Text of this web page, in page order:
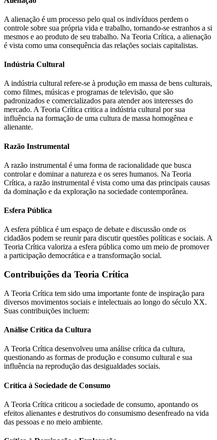
A alienação é um processo pelo qual os indivíduos perdem o
controle sobre sua própria vida e trabalho, tornando-se estranhos a si
mesmos e ao produto de seu trabalho. Na Teoria Crítica, a alienação
é vista como uma consequência das relações sociais capitalistas.
Indústria Cultural
A indústria cultural refere-se à produção em massa de bens culturais,
como filmes, músicas e programas de televisão, que são
padronizados e comercializados para atender aos interesses do
mercado. A Teoria Crítica critica a indústria cultural por sua
influência na formação de uma cultura de massa homogênea e
alienante.
Razão Instrumental
A razão instrumental é uma forma de racionalidade que busca
controlar e dominar a natureza e os seres humanos. Na Teoria
Crítica, a razão instrumental é vista como uma das principais causas
da dominação e da exploração na sociedade contemporânea.
Esfera Pública
A esfera pública é um espaço de debate e discussão onde os
cidadãos podem se reunir para discutir questões políticas e sociais. A
Teoria Crítica valoriza a esfera pública como um meio de promover
a participação democrática e a transformação social.
Contribuições da Teoria Crítica
A Teoria Crítica tem sido uma importante fonte de inspiração para
diversos movimentos sociais e intelectuais ao longo do século XX.
Suas contribuições incluem:
Análise Crítica da Cultura
A Teoria Crítica desenvolveu uma análise crítica da cultura,
questionando as formas de produção e consumo cultural e sua
influência na reprodução das desigualdades sociais.
Crítica à Sociedade de Consumo
A Teoria Crítica criticou a sociedade de consumo, apontando os
efeitos alienantes e destrutivos do consumismo desenfreado na vida
das pessoas e no meio ambiente.